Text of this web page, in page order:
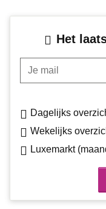
Het
Je mail
Dagelijks
Wekelijks
Luxemarkt